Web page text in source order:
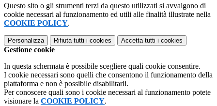
Questo sito o gli strumenti terzi da questo utilizzati si avvalgono di
cookie necessari al funzionamento ed utili alle finalità illustrate nella
COOKIE POLICY.
Personalizza Rifiuta tutti i cookies Accetta tutti i cookies
Gestione cookie
In questa schermata è possibile scegliere quali cookie consentire.
I cookie necessari sono quelli che consentono il funzionamento della
piattaforma e non è possibile disabilitarli.
Per conoscere quali sono i cookie necessari al funzionamento potete
visionare la COOKIE POLICY.